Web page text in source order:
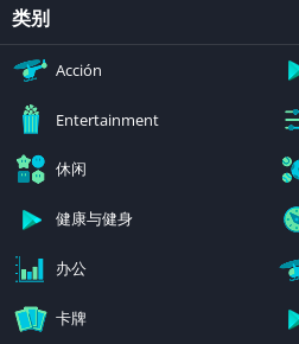
类别
Acción
Entertainment
休闲
健康与健身
办公
卡牌